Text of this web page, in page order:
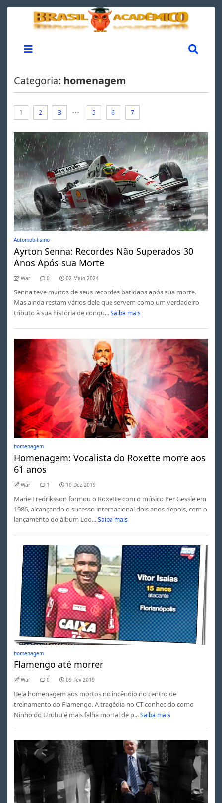
Categoria: homenagem
1 2 3 ... 5 6 7
Automobilismo
Ayrton Senna: Recordes Não Superados 30
Anos Após sua Morte
War 0 02 Maio 2024
Senna teve muitos de seus recordes batidaos após sua morte.
Mas ainda restam vários dele que servem como um verdadeiro
tributo à sua história de conqu... Saiba mais
homenagem
Homenagem: Vocalista do Roxette morre aos
61 anos
War 1 10 Dez 2019
Marie Fredriksson formou o Roxette com o músico Per Gessle em
1986, alcançando o sucesso internacional dois anos depois, com o
lançamento do álbum Loo... Saiba mais
homenagem
Flamengo até morrer
War 0 09 Fev 2019
Bela homenagem aos mortos no incêndio no centro de
treinamento do Flamengo. A tragédia no CT conhecido como
Ninho do Urubu é mais falha mortal de p... Saiba mais